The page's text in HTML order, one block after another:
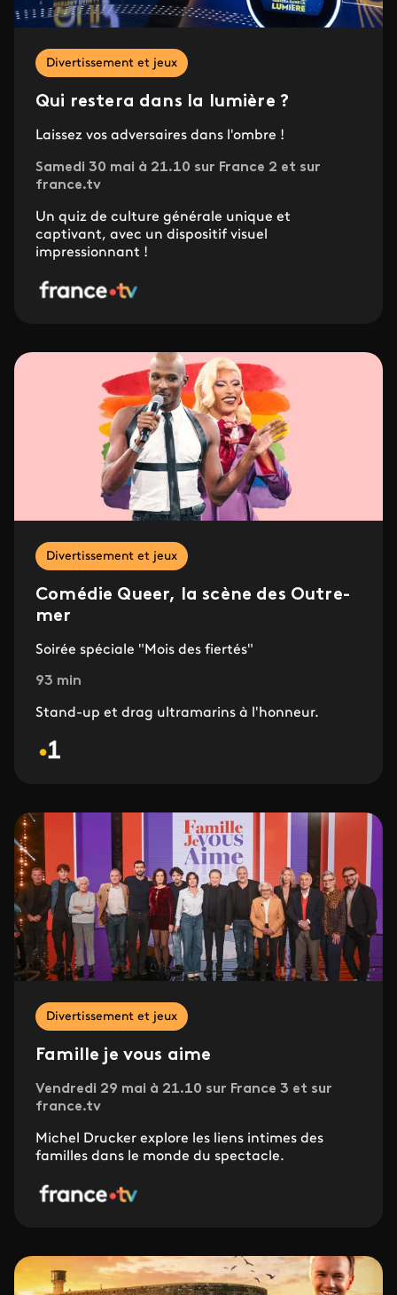
Divertissement et jeux
Qui restera dans la lumière ?
Laissez vos adversaires dans l'ombre !
Samedi 30 mai à 21.10 sur France 2 et sur
france.tv
Un quiz de culture générale unique et
captivant, avec un dispositif visuel
impressionnant !
Divertissement et jeux
Comédie Queer, la scène des Outre-
mer
Soirée spéciale "Mois des fiertés"
93 min
Stand-up et drag ultramarins à l'honneur.
Divertissement et jeux
Famille je vous aime
Vendredi 29 mai à 21.10 sur France 3 et sur
france.tv
Michel Drucker explore les liens intimes des
familles dans le monde du spectacle.